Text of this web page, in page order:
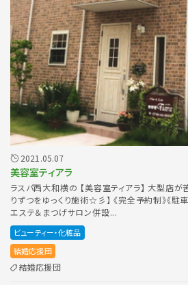
2021.05.07
美容室ティアラ
ラスパ西大和横の 【美容室ティアラ】 大型店が
りずつをゆっくり施術☆彡】 《完全予約制》《駐
エステ＆まつげサロン併設...
ビューティー・化粧品
結婚応援団
結婚応援団